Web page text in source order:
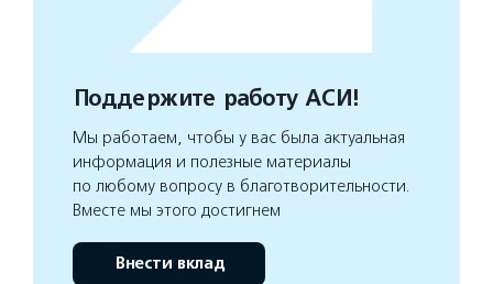
Поддержите работу АСИ!
Мы работаем, чтобы у вас была актуальная
информация и полезные материалы
по любому вопросу в благотворительности.
Вместе мы этого достигнем
Внести вклад